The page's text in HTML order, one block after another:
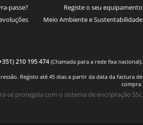
passe?
Registe o seu equipamento
Meio Ambiente e Sustentabilidade
210 195 474(Chamada para a rede fixa nacional).
Registo até 45 dias a partir da data da factura de
compra.
se protegida com o sistema de encriptação SSL